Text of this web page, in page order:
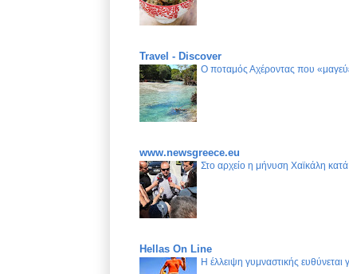
Travel - Discover
Ο ποταμός Αχέροντας που
www.newsgreece.eu
Στο αρχείο η μήνυση Χαϊκάλη
Hellas On Line
Η έλλειψη γυμναστικής